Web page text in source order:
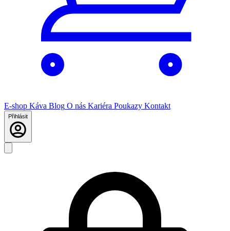
E-shop Káva Blog O nás Kariéra Poukazy Kontakt
Přihlásit